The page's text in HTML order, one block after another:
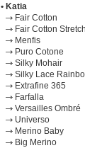
• Katia
Fair Cotton
Fair Cotton Stretch
Menfis
Puro Cotone
Silky Mohair
Silky Lace
Extrafine 365
Farfalla
Versailles Ombré
Universo
Merino Baby
Big Merino